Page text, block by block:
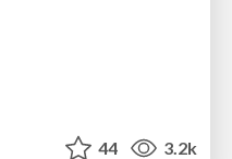
44 3.2k